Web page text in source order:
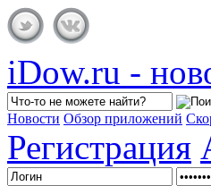
iDow.ru -
Новости Обзор приложений
Регистрация